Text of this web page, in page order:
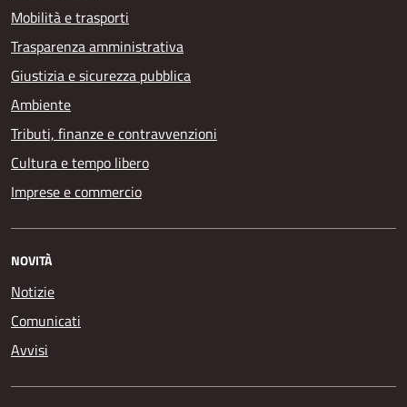
Mobilità e trasporti
Trasparenza amministrativa
Giustizia e sicurezza pubblica
Ambiente
Tributi, finanze e contravvenzioni
Cultura e tempo libero
Imprese e commercio
NOVITÀ
Notizie
Comunicati
Avvisi